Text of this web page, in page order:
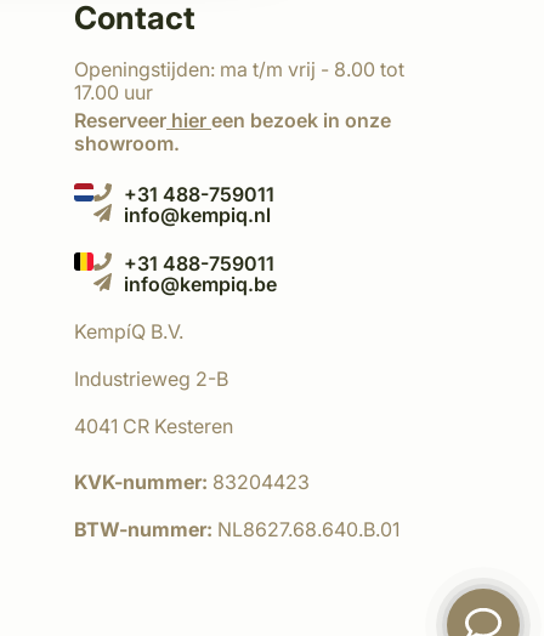
Contact
Openingstijden: ma t/m vrij - 8.00 tot
17.00 uur
Reserveer hier een bezoek in onze
showroom.
+31 488-759011
info@kempiq.nl
+31 488-759011
info@kempiq.be
KempíQ B.V.
Industrieweg 2-B
4041 CR Kesteren
KVK-nummer: 83204423
BTW-nummer: NL8627.68.640.B.01